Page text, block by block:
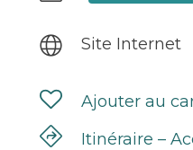
Site Internet
Ajouter au
Itinéraire –